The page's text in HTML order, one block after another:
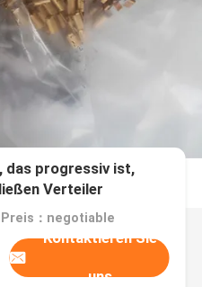
das progressiv ist,
Verteiler
Preis：negotiable
Kontaktieren Sie
uns